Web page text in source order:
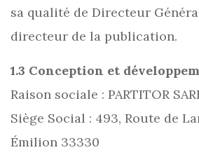
sa qualité de Directeur
directeur de la publication.
1.3 Conception et
Raison sociale : PARTITOR
Siège Social : 493, Route de
Émilion 33330